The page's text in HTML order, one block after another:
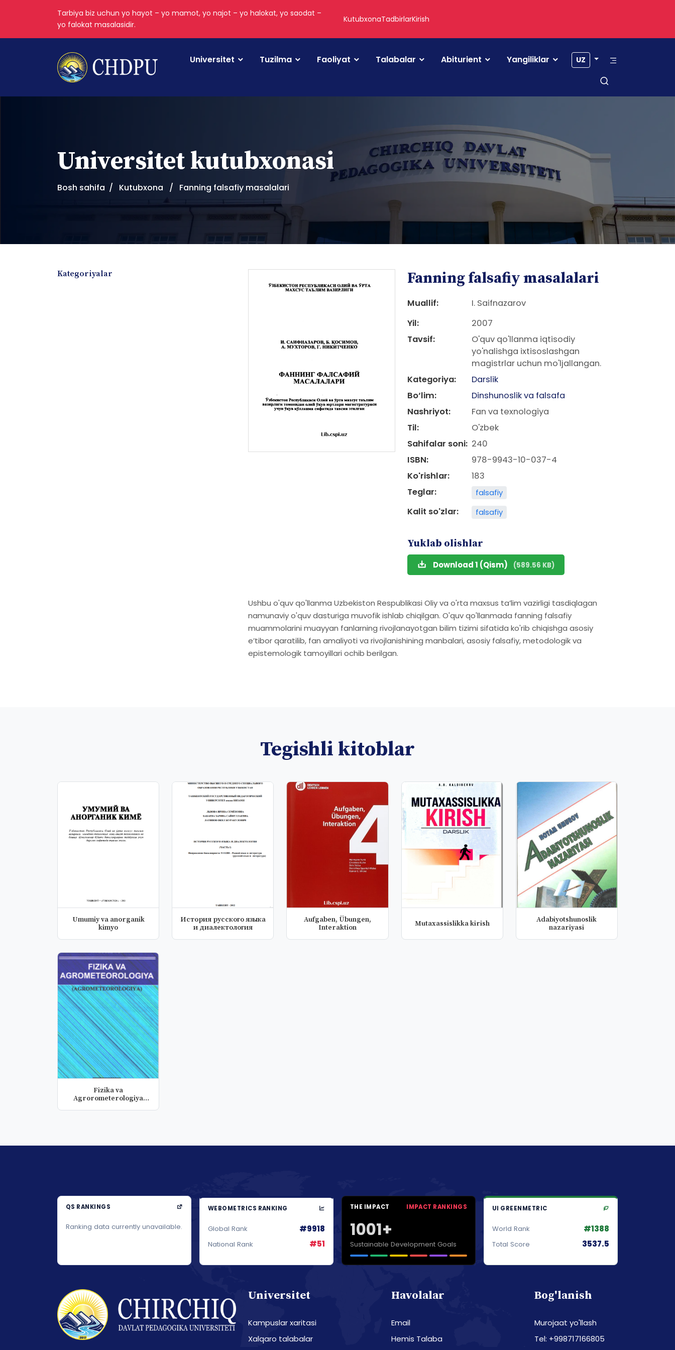
Tarbiya biz uchun yo hayot – yo mamot, yo najot – yo halokat, yo saodat –
yo falokat masalasidir.
KutubxonaTadbirlarKirish
Universitet Tuzilma Faoliyat Talabalar Abiturient Yangiliklar UZ
Universitet kutubxonasi
Bosh sahifa Kutubxona Fanning falsafiy masalalari
Kategoriyalar Fanning falsafiy masalalari
Muallif:
I. Saifnazarov
Yil:
2007
Tavsif:
O'quv qo'llanma iqtisodiy
yo'nalishga ixtisoslashgan
magistrlar uchun mo'ljallangan.
Kategoriya:
Darslik
Bo‘lim:
Dinshunoslik va falsafa
Nashriyot:
Fan va texnologiya
Til:
O'zbek
Sahifalar soni: 240
ISBN:
978-9943-10-037-4
Ko'rishlar:
183
Teglar:
falsafiy
Kalit so'zlar: falsafiy
Yuklab olishlar
Download 1 (Qism) (589.56 KB)
Ushbu o'quv qo'llanma Uzbekiston Respublikasi Oliy va o'rta maxsus taʼlim vazirligi tasdiqlagan
namunaviy o'quv dasturiga muvofik ishlab chiqilgan. O'quv qo'llanmada fanning falsafiy
muammolarini muayyan fanlarning rivojlanayotgan bilim tizimi sifatida ko'rib chiqishga asosiy
eʼtibor qaratilib, fan amaliyoti va rivojlanishining manbalari, asosiy falsafiy, metodologik va
epistemologik tamoyillari ochib berilgan.
Tegishli kitoblar
Umumiy va anorganik
kimyo
История русского языка
и диалектология
Aufgaben, Übungen,
Interaktion
Mutaxassislikka kirish
Adabiyotshunoslik
nazariyasi
Fizika va
Agrorometerologiya
QS RANKINGS
Ranking data currently unavailable.
WEBOMETRICS RANKING
Global Rank #9918
National Rank #51
THE IMPACT IMPACT RANKINGS
1001+
Sustainable Development Goals
UI GREENMETRIC
World Rank #1388
Total Score 3537.5
Universitet
Kampuslar xaritasi
Xalqaro talabalar
Havolalar
Email
Hemis Talaba
Bog'lanish
Murojaat yo'llash
Tel: +998717166805